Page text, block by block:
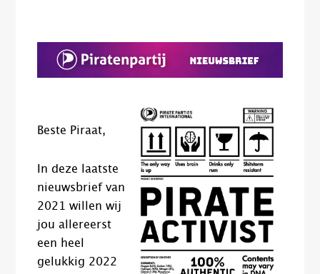
Beste Piraat,
In deze laatste
nieuwsbrief van
2021 willen wij
jou allereerst
een heel
gelukkig 2022